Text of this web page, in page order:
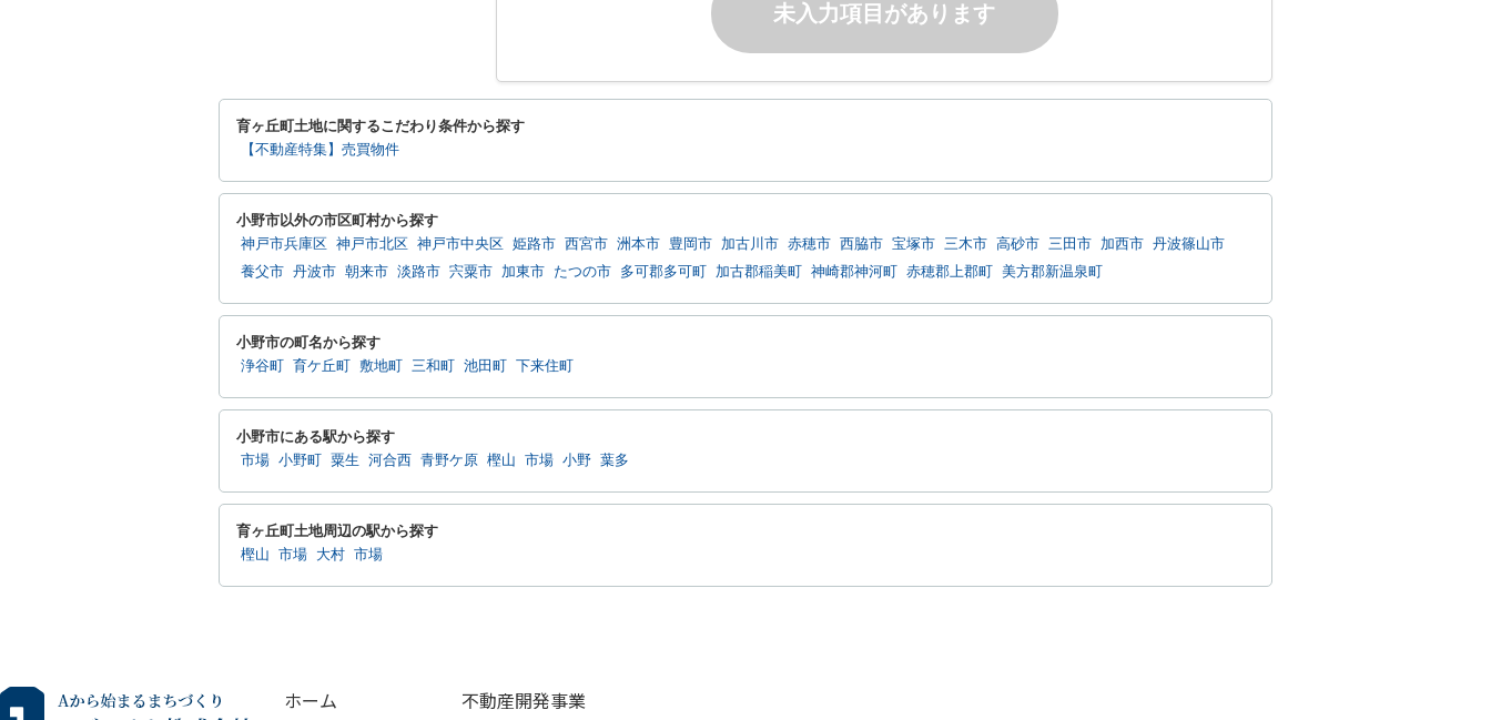
未入力項目があります
育ヶ丘町土地に関するこだわり条件から探す
【不動産特集】売買物件
小野市以外の市区町村から探す
神戸市兵庫区 神戸市北区 神戸市中央区 姫路市 西宮市 洲本市 豊岡市 加古川市 赤穂市 西脇市 宝塚市 三木市 高砂市 三田市 加西市 丹波篠山市
養父市 丹波市 朝来市 淡路市 宍粟市 加東市 たつの市 多可郡多可町 加古郡稲美町 神崎郡神河町 赤穂郡上郡町 美方郡新温泉町
小野市の町名から探す
浄谷町 育ケ丘町 敷地町 三和町 池田町 下来住町
小野市にある駅から探す
市場 小野町 粟生 河合西 青野ケ原 樫山 市場 小野 葉多
育ヶ丘町土地周辺の駅から探す
樫山 市場 大村 市場
ホーム 不動産開発事業